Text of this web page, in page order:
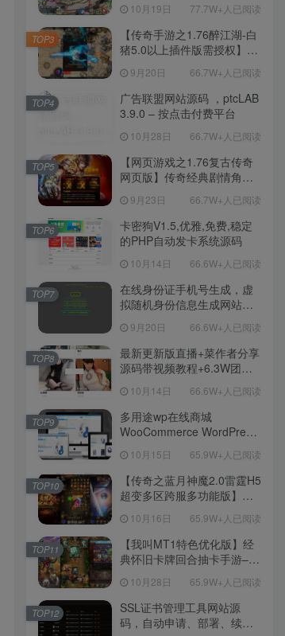
Linux服务端源码视频架设教
程-新版多功能GM网页后台
工具-安卓苹果IOS双端版
本！
10月19日 77.7W+人已阅读
【传奇手游之1.76醉江湖-白
猪5.0以上插件版需授权】三
手游-Win服务端源码视频架
设教程-新版GM多功能网页
授权物品后台-九层妖塔-法宠
系统-历练殿堂-尸家重地-GM
直冲网页后台-安卓苹果IOS
双端版本！
9月20日 66.7W+人已阅读
TOP3
广告联盟网站源码 ，ptcLAB
3.9.0 – 按点击付费平台
10月28日 66.7W+人已阅读
TOP4
【网页游戏之1.76复古传奇
网页版】传奇经典剧情角色
Win服务端源码视频架设教
程！
9月23日 66.7W+人已阅读
TOP5
卡密狗V1.5,优雅,免费,稳定
的PHP自动发卡系统源码
10月14日 66.6W+人已阅读
TOP6
在线身份证手机号生成，虚
拟随机身份信息生成网站源
9月20日 66.6W+人已阅读
TOP7
最新更新版直播+菜作者分享
源码带视频教程+6.3W团购
【源码+教程】
10月14日 66.6W+人已阅读
TOP8
多用途wp在线商城
WooCommerce WordPress
10月15日 65.9W+人已阅读
TOP9
【传奇之蓝月神魔2.0雷霆H5
超变多区跨服多功能版】三
网H5全网通传奇手游-最新整
理单机一键即玩镜像端-打包
Linux服务端源码-视频架设
教程
10月16日 65.9W+人已阅读
TOP10
【我叫MT1特色优化版】经
典怀旧卡牌回合抽卡手游–打
包Linux服务端源码视频架设
教程-多功能GM后台工具-网
页注册-安卓版本！
10月28日 65.9W+人已阅读
TOP11
SSL证书管理工具网站源
码，自动申请、部署、续期
TOP12